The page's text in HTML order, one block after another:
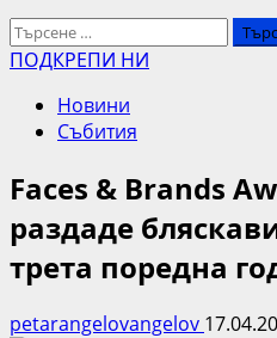
Търсене
за:
ПОДКРЕПИ НИ
Новини
Събития
Faces & Brands
раздаде
трета поредна
petarangelovangelov